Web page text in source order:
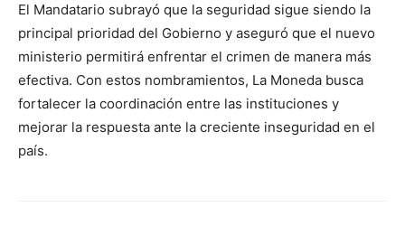
El Mandatario subrayó que la seguridad sigue siendo la
principal prioridad del Gobierno y aseguró que el nuevo
ministerio permitirá enfrentar el crimen de manera más
efectiva. Con estos nombramientos, La Moneda busca
fortalecer la coordinación entre las instituciones y
mejorar la respuesta ante la creciente inseguridad en el
país.